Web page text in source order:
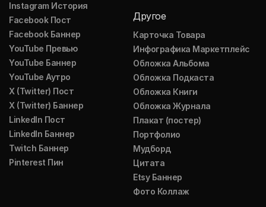
Instagram История
Facebook Пост
Facebook Баннер
YouTube Превью
YouTube Баннер
YouTube Аутро
X (Twitter) Пост
X (Twitter) Баннер
LinkedIn Пост
LinkedIn Баннер
Twitch Баннер
Pinterest Пин
Другое
Карточка Товара
Инфографика Маркетплейс
Обложка Альбома
Обложка Подкаста
Обложка Книги
Обложка Журнала
Плакат (постер)
Портфолио
Мудборд
Цитата
Etsy Баннер
Фото Коллаж